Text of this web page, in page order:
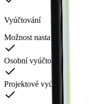
Vyúčtování
Možnost nastavení
Osobní vyúčtování
Projektové vyúčtování